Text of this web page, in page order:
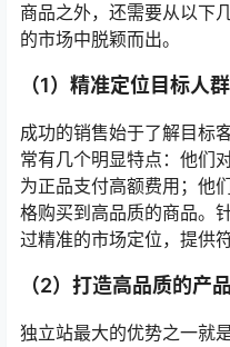
商品之外，还需要从以下
的市场中脱颖而出。
（1）精准定位目标人群
成功的销售始于了解目标
常有几个明显特点：他们
为正品支付高额费用；他
格购买到高品质的商品。
过精准的市场定位，提供
（2）打造高品质的产
独立站最大的优势之一就